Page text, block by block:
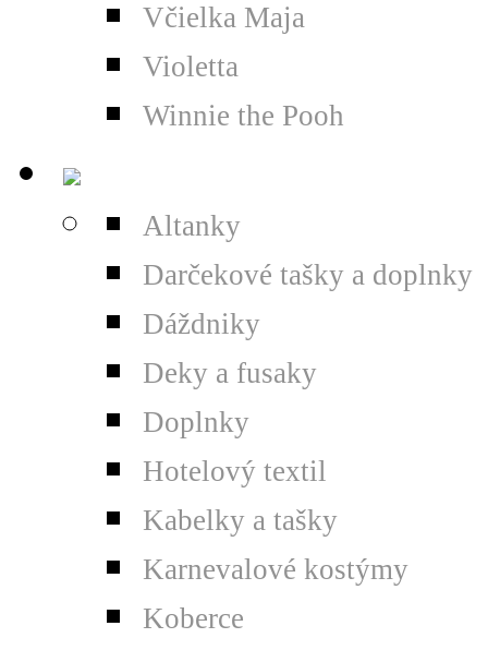
Včielka Maja
Violetta
Winnie the Pooh
Altanky
Darčekové tašky a doplnky
Dáždniky
Deky a fusaky
Doplnky
Hotelový textil
Kabelky a tašky
Karnevalové kostýmy
Koberce